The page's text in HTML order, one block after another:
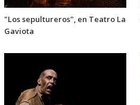
"Los sepultureros", en Teatro La
Gaviota